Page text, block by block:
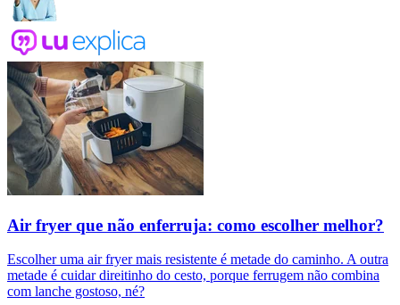
Air fryer que não enferruja: como escolher melhor?
Escolher uma air fryer mais resistente é metade do caminho. A outra
metade é cuidar direitinho do cesto, porque ferrugem não combina
com lanche gostoso, né?